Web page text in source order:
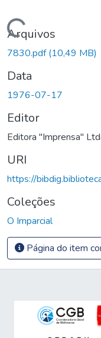
Carregando...
Arquivos
7830.pdf(10,49 MB)
Data
1976-07-17
Editor
Editora "Imprensa"
URI
https://
Coleções
O Imparcial
Página do item